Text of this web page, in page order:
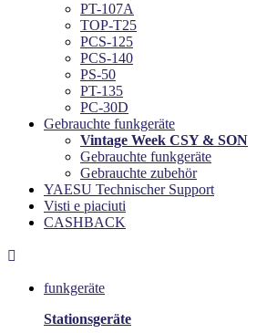
PT-107A
TOP-T25
PCS-125
PCS-140
PS-50
PT-135
PC-30D
Gebrauchte funkgeräte
Vintage Week CSY & SON
Gebrauchte funkgeräte
Gebrauchte zubehör
YAESU Technischer Support
Visti e piaciuti
CASHBACK

funkgeräte
Stationsgeräte